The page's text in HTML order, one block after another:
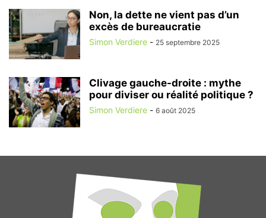
Non, la dette ne vient pas d’un
excès de bureaucratie
Simon Verdiere - 25 septembre 2025
Clivage gauche-droite : mythe
pour diviser ou réalité politique ?
Simon Verdiere - 6 août 2025